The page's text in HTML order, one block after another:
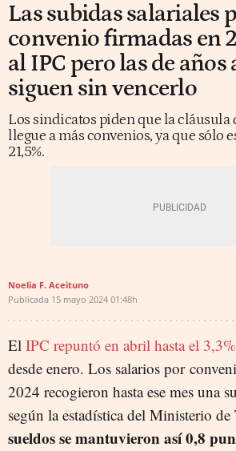
Las subidas salariales
convenio firmadas en
al IPC pero las de
siguen sin vencerlo
Los sindicatos piden que la cláusula
llegue a más convenios, ya que sólo
21,5%.
Noelia F. Aceituno
Publicada 15 mayo 2024 01:48h
El IPC repuntó en abril hasta el 3,3%
desde enero. Los salarios por
2024 recogieron hasta ese mes una
según la estadística del Ministerio de
sueldos se mantuvieron así 0,8